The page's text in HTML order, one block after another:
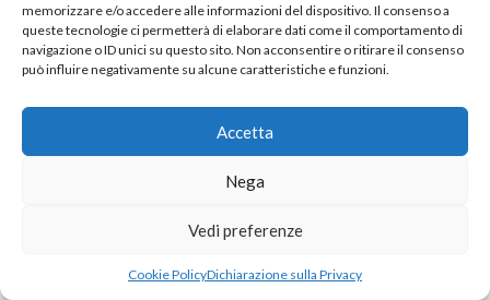
memorizzare e/o accedere alle informazioni del dispositivo. Il consenso a
queste tecnologie ci permetterà di elaborare dati come il comportamento di
navigazione o ID unici su questo sito. Non acconsentire o ritirare il consenso
può influire negativamente su alcune caratteristiche e funzioni.
Accetta
Nega
Vedi preferenze
Cookie PolicyDichiarazione sulla Privacy